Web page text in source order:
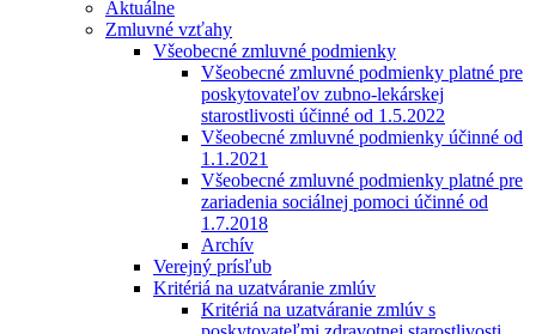
Aktuálne
Zmluvné vzťahy
Všeobecné zmluvné podmienky
Všeobecné zmluvné podmienky platné pre
poskytovateľov zubno-lekárskej
starostlivosti účinné od 1.5.2022
Všeobecné zmluvné podmienky účinné od
1.1.2021
Všeobecné zmluvné podmienky platné pre
zariadenia sociálnej pomoci účinné od
1.7.2018
Archív
Verejný prísľub
Kritériá na uzatváranie zmlúv
Kritériá na uzatváranie zmlúv s